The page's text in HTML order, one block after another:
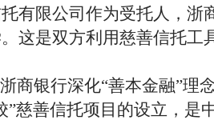
有限公司作为受托人，浙
。这是双方利用慈善信托工
商银行深化“善本金融”
”慈善信托项目的设立，